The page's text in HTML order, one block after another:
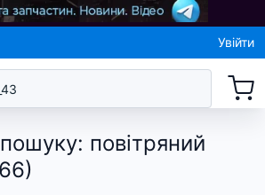
Увійти
: повітряний